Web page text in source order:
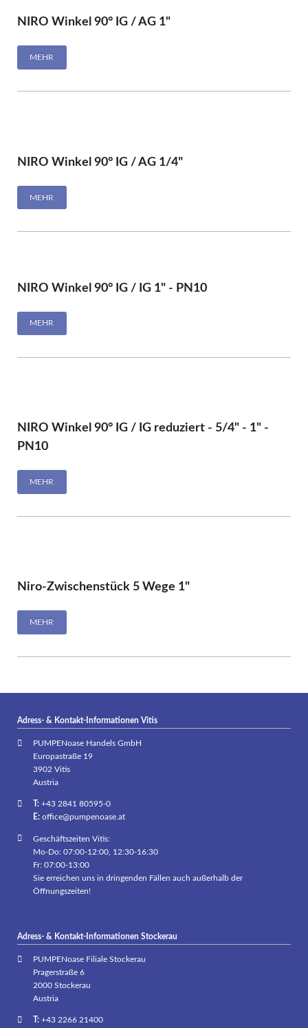
NIRO Winkel 90° IG / AG 1"
MEHR
NIRO Winkel 90° IG / AG 1/4"
MEHR
NIRO Winkel 90° IG / IG 1" - PN10
MEHR
NIRO Winkel 90° IG / IG reduziert - 5/4" - 1" -
PN10
MEHR
Niro-Zwischenstück 5 Wege 1"
MEHR
Adress- & Kontakt-Informationen Vitis
PUMPENoase Handels GmbH
Europastraße 19
3902 Vitis
Austria
T:+43 2841 80595-0
E: office@pumpenoase.at
Geschäftszeiten Vitis:
Mo-Do: 07:00-12:00, 12:30-16:30
Fr: 07:00-13:00
Sie erreichen uns in dringenden Fällen auch außerhalb der
Öffnungszeiten!
Adress- & Kontakt-Informationen Stockerau
PUMPENoase Filiale Stockerau
Pragerstraße 6
2000 Stockerau
Austria
T:+43 2266 21400